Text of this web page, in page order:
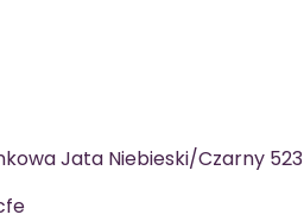
Jata Niebieski/Czarny 523